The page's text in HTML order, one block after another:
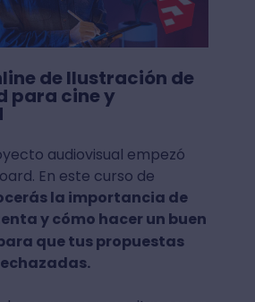
de Ilustración de
para cine y
audiovisual empezó
En este curso de
la importancia de
y cómo hacer un buen
que tus propuestas